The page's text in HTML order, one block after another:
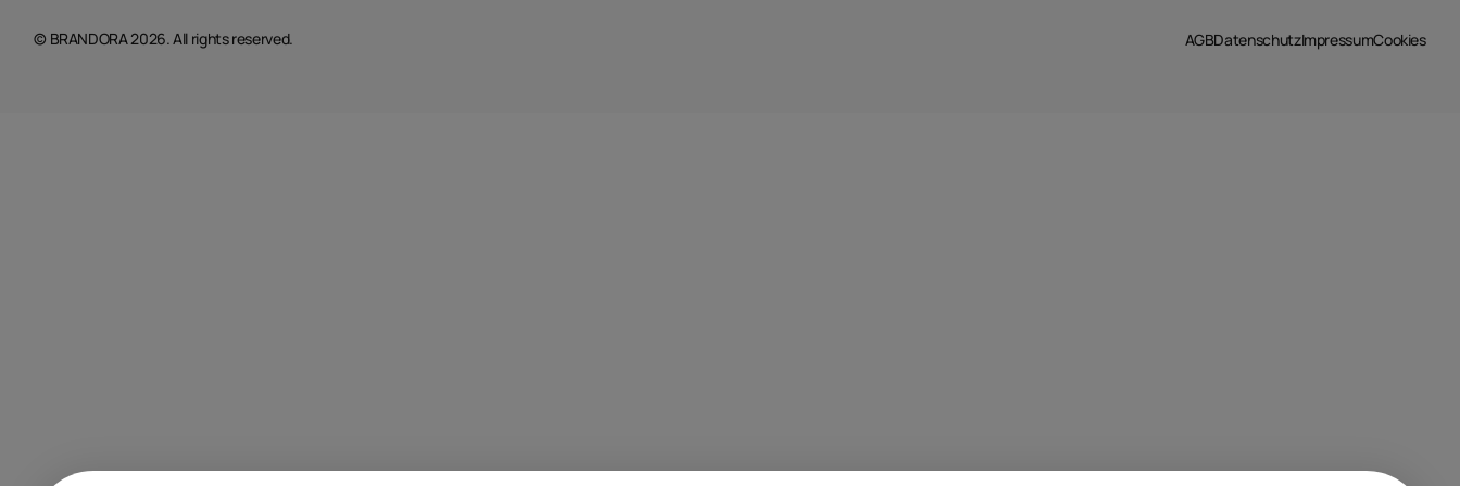
© BRANDORA 2026. All rights reserved. AGBDatenschutzImpressumCookies